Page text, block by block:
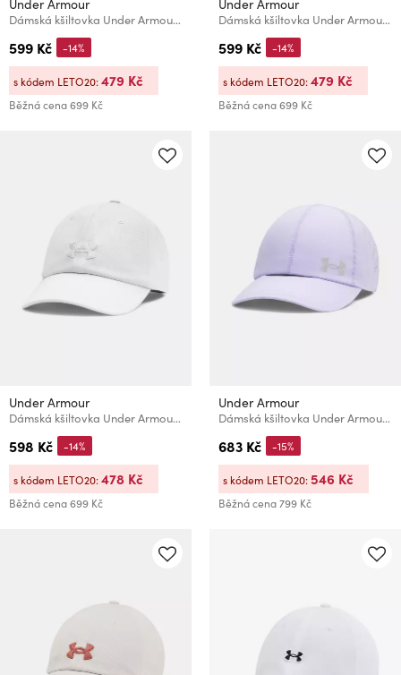
Under Armour
Dámská kšiltovka Under Armour W Blitzing Low ADJ
599 Kč
Běžná cena699 Kč
-14%
s kódem LETO20:479 Kč
Under Armour
Dámská kšiltovka Under Armour W Blitzing Low ADJ
599 Kč
Běžná cena699 Kč
-14%
s kódem LETO20:479 Kč
Under Armour
Dámská kšiltovka Under Armour W BLITZING LOW ADJ-GRY
598 Kč
Běžná cena699 Kč
-14%
s kódem LETO20:478 Kč
Under Armour
Dámská kšiltovka Under Armour W VELOCITI LOW ADJ-PPL
683 Kč
Běžná cena799 Kč
-15%
s kódem LETO20:546 Kč